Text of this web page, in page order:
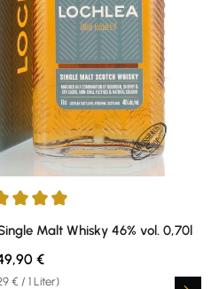
von 5 von 5 Sternen
Malt Whisky 46% vol. 0,70l
€ / 1 Liter)
Preis:
€